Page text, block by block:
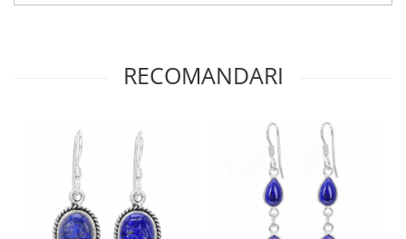
RECOMANDARI